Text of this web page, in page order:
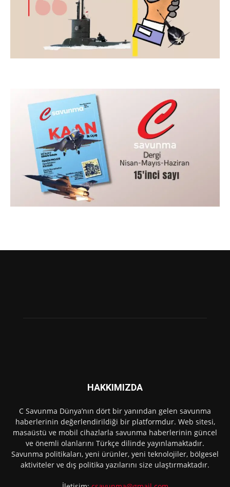
HAKKIMIZDA
C Savunma Dünya’nın dört bir yanından gelen savunma
haberlerinin değerlendirildiği bir platformdur. Web sitesi,
masaüstü ve mobil cihazlarla savunma haberlerinin güncel
ve önemli olanlarını Türkçe dilinde yayınlamaktadır.
Savunma politikaları, yeni ürünler, yeni teknolojiler, bölgesel
aktiviteler ve dış politika yazılarını size ulaştırmaktadır.